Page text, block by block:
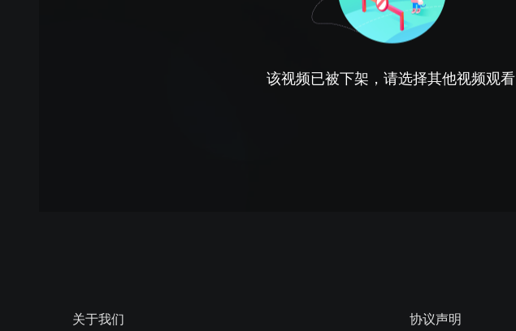
该视频已被下架，请选择其他视频观看
关于我们 协议声明